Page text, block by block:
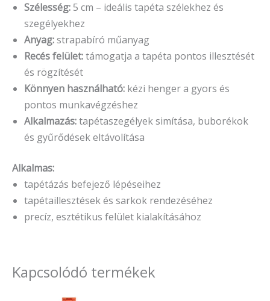
Szélesség:5 cm – ideális tapéta szélekhez és
szegélyekhez
Anyag:strapabíró műanyag
Recés felület:támogatja a tapéta pontos illesztését
és rögzítését
Könnyen használható: kézi henger a gyors és
pontos munkavégzéshez
Alkalmazás:tapétaszegélyek simítása, buborékok
és gyűrődések eltávolítása
Alkalmas:
tapétázás befejező lépéseihez
tapétaillesztések és sarkok rendezéséhez
precíz, esztétikus felület kialakításához
Kapcsolódó termékek